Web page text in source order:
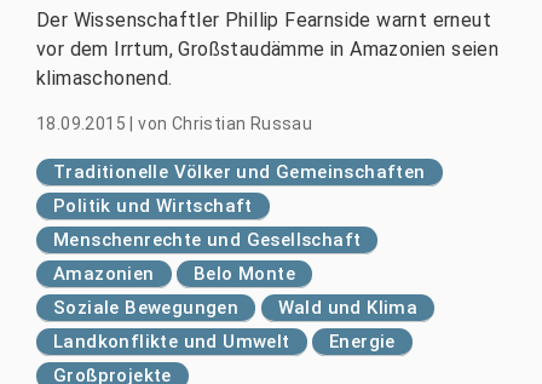
Der Wissenschaftler Phillip Fearnside warnt erneut
vor dem Irrtum, Großstaudämme in Amazonien seien
klimaschonend.
18.09.2015 |von Christian Russau
Traditionelle Völker und Gemeinschaften
Politik und Wirtschaft
Menschenrechte und Gesellschaft
Amazonien
Belo Monte
Soziale Bewegungen
Wald und Klima
Landkonflikte und Umwelt
Energie
Großprojekte